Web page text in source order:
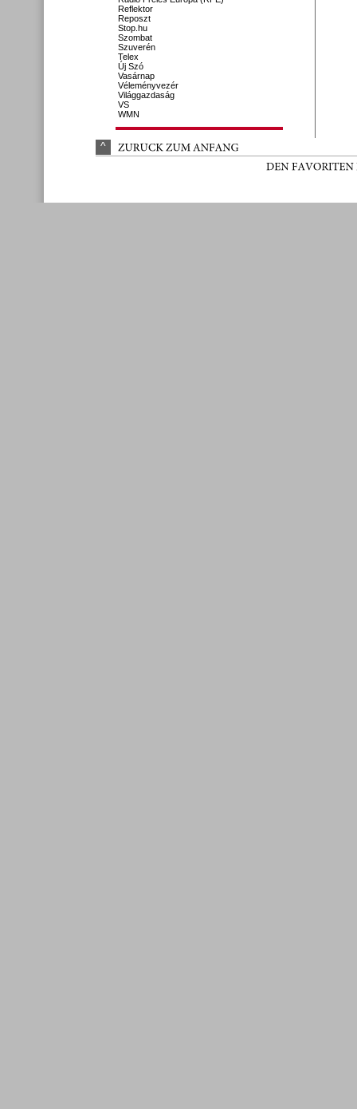
Reflektor
Reposzt
Stop.hu
Szombat
Szuverén
Telex
Új Szó
Vasárnap
Véleményvezér
Világgazdaság
VS
WMN
^ ZURÜCK ZUM ANFANG
DEN FAVORITEN